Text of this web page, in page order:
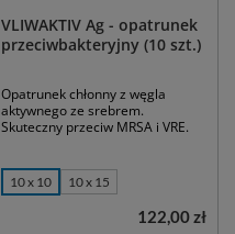
VLIWAKTIV Ag - opatrunek
przeciwbakteryjny (10 szt.)
Opatrunek chłonny z węgla
aktywnego ze srebrem.
Skuteczny przeciw MRSA i VRE.
10 x 10 10 x 15
122,00 zł